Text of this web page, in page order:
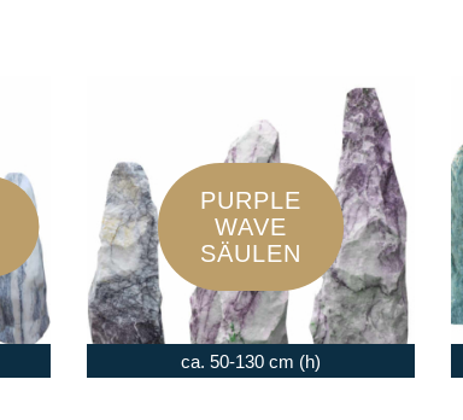
PURPLE
WAVE
SÄULEN
ca. 50-130 cm (h)